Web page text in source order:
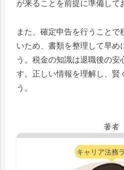
が来ることを前提に準備して
また、確定申告を行うことで
いため、書類を整理して早め
う。税金の知識は退職後の安
す。正しい情報を理解し、賢
う。
著者
キャリア法務